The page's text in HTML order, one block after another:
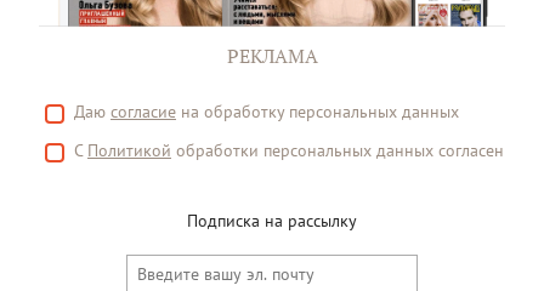
РЕКЛАМА
Даю согласие на обработку персональных данных
С Политикой обработки персональных данных согласен
Подписка на рассылку